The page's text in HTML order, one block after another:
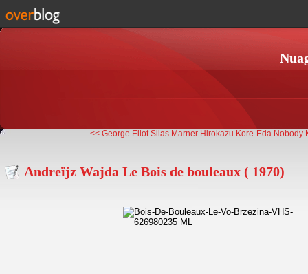
<< George Eliot Silas Marner Hirokazu Kore-Eda Nobody
Andreïjz Wajda Le Bois de bouleaux ( 1970)